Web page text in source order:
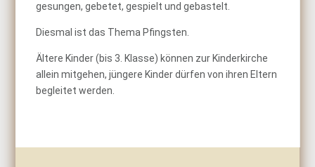
gesungen, gebetet, gespielt und gebastelt.
Diesmal ist das Thema Pfingsten.
Ältere Kinder (bis 3. Klasse) können zur Kinderkirche
allein mitgehen, jüngere Kinder dürfen von ihren Eltern
begleitet werden.